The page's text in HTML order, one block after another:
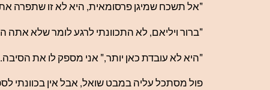
"אל תשכח שמיגן פרסומאית, היא לא זו שתפרה את
"ברור ויליאם, לא התכוונתי לרגע לומר שלא אתה
"היא לא עובדת כאן יותר," אני מספק לו את הסיבה.
פול מסתכל עליה במבט שואל, אבל אין בכוונתי